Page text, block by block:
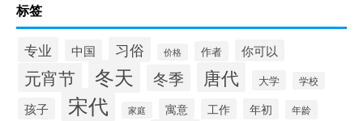
标签
专业 中国 习俗 价格 作者 你可以
元宵节 冬天 冬季 唐代 大学 学校
孩子 宋代 家庭 寓意 工作 年初 年龄